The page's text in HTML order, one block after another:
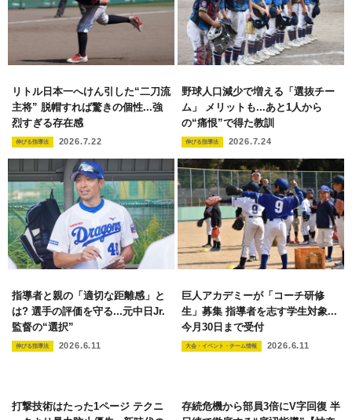
リトル日本一へけん引した“二刀流
主将” 脱帽すれば驚きの個性...強
烈すぎる存在感
伸びる指導法 2026.7.22
野球人口減少で増える「選抜チー
ム」 メリットも...あと1人から
の“痛恨”で得た教訓
伸びる指導法 2026.7.24
指導者と親の「適切な距離感」と
は? 選手の評価を守る...元中日Jr.
監督の“選択”
伸びる指導法 2026.6.11
巨人アカデミーが「コーチ研修
生」募集 指導者を志す学生対象...
今月30日まで受付
大会・イベント・チーム情報 2026.6.11
打撃技術はたった1ページ テクニ
存続危機から部員3倍にV字回復 半